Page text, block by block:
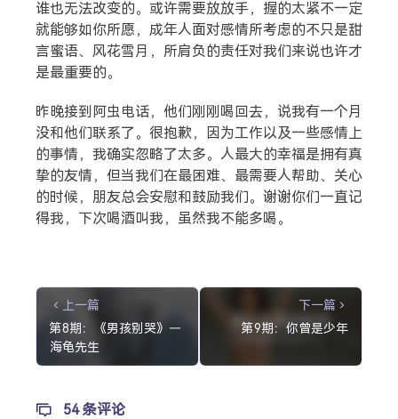
热门分类
生活 音乐 微博 故事 杂志
谁也无法改变的。或许需要放放手，握的太紧不一定
就能够如你所愿，成年人面对感情所考虑的不只是甜
言蜜语、风花雪月，所肩负的责任对我们来说也许才
是最重要的。
昨晚接到阿虫电话，他们刚刚喝回去，说我有一个月
没和他们联系了。很抱歉，因为工作以及一些感情上
的事情，我确实忽略了太多。人最大的幸福是拥有真
挚的友情，但当我们在最困难、最需要人帮助、关心
的时候，朋友总会安慰和鼓励我们。谢谢你们一直记
得我，下次喝酒叫我，虽然我不能多喝。
上一篇
第8期：《男孩别哭》—
海龟先生
下一篇
第9期：你曾是少年
54 条评论